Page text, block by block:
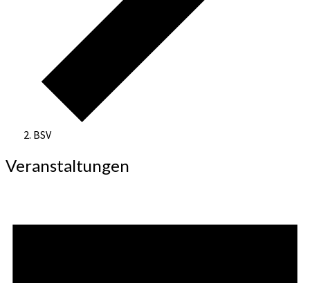
BSV
Veranstaltungen